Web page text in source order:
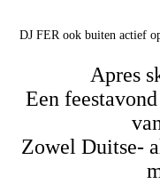
DJ FER ook buiten actief
Apres
Een
Zowel Duitse-